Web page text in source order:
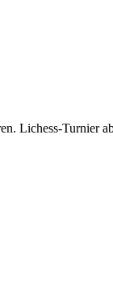
Lichess-